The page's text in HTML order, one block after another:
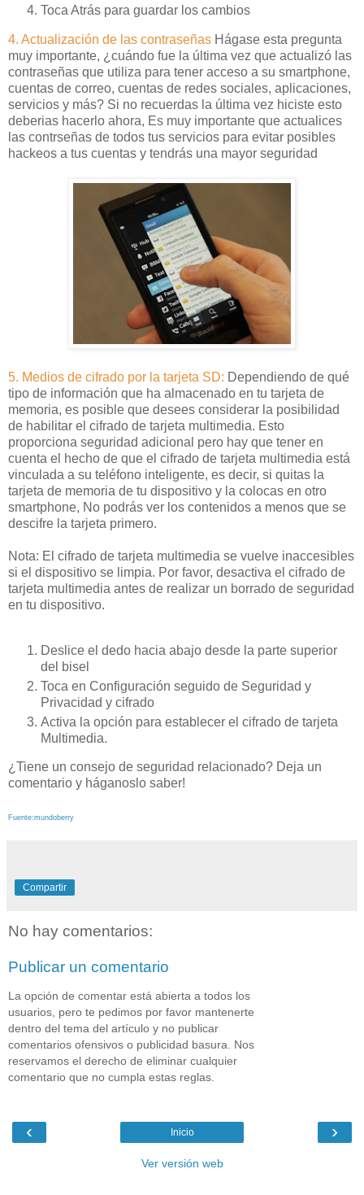
Toca Atrás para guardar los cambios
4. Actualización de las contraseñas Hágase esta pregunta
muy importante, ¿cuándo fue la última vez que actualizó las
contraseñas que utiliza para tener acceso a su smartphone,
cuentas de correo, cuentas de redes sociales, aplicaciones,
servicios y más? Si no recuerdas la última vez hiciste esto
deberias hacerlo ahora, Es muy importante que actualices
las contrseñas de todos tus servicios para evitar posibles
hackeos a tus cuentas y tendrás una mayor seguridad
5. Medios de cifrado por la tarjeta SD: Dependiendo de qué
tipo de información que ha almacenado en tu tarjeta de
memoria, es posible que desees considerar la posibilidad
de habilitar el cifrado de tarjeta multimedia. Esto
proporciona seguridad adicional pero hay que tener en
cuenta el hecho de que el cifrado de tarjeta multimedia está
vinculada a su teléfono inteligente, es decir, si quitas la
tarjeta de memoria de tu dispositivo y la colocas en otro
smartphone, No podrás ver los contenidos a menos que se
descifre la tarjeta primero.
Nota: El cifrado de tarjeta multimedia se vuelve inaccesibles
si el dispositivo se limpia. Por favor, desactiva el cifrado de
tarjeta multimedia antes de realizar un borrado de seguridad
en tu dispositivo.
Deslice el dedo hacia abajo desde la parte superior
del bisel
Toca en Configuración seguido de Seguridad y
Privacidad y cifrado
Activa la opción para establecer el cifrado de tarjeta
Multimedia.
¿Tiene un consejo de seguridad relacionado? Deja un
comentario y háganoslo saber!
Fuente:mundoberry
Compartir
No hay comentarios:
Publicar un comentario
La opción de comentar está abierta a todos los
usuarios, pero te pedimos por favor mantenerte
dentro del tema del artículo y no publicar
comentarios ofensivos o publicidad basura. Nos
reservamos el derecho de eliminar cualquier
comentario que no cumpla estas reglas.
‹ ›
Inicio
Ver versión web